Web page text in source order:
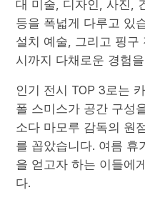
대 미술, 디자인, 사진,
등을 폭넓게 다루고 있
설치 예술, 그리고 핑구
시까지 다채로운 경험
인기 전시 TOP 3로는
폴 스미스가 공간 구성
소다 마모루 감독의 원
를 꼽았습니다. 여름 휴
을 얻고자 하는 이들에
다.